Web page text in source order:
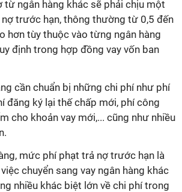
từ ngân hàng khác sẽ phải chịu một
trước hạn, thông thường từ 0,5 đến
hơn tùy thuộc vào từng ngân hàng
định trong hợp đồng vay vốn ban
cần chuẩn bị những chi phí như phí
đăng ký lại thế chấp mới, phí công
cho khoản vay mới,... cũng như nhiều
mức phí phạt trả nợ trước hạn là
chuyển sang vay ngân hàng khác
nhiều khác biệt lớn về chi phí trong